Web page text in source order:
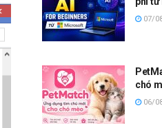
07/
chó
06/